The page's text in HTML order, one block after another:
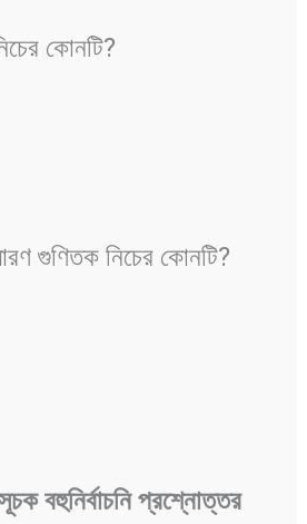
কোনটি?
গুণিতক নিচের কোনটি?
বহুনির্বাচনি প্রশ্নোত্তর